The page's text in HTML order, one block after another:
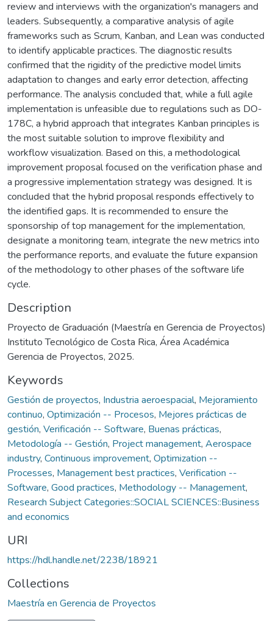
review and interviews with the organization's managers and
leaders. Subsequently, a comparative analysis of agile
frameworks such as Scrum, Kanban, and Lean was conducted
to identify applicable practices. The diagnostic results
confirmed that the rigidity of the predictive model limits
adaptation to changes and early error detection, affecting
performance. The analysis concluded that, while a full agile
implementation is unfeasible due to regulations such as DO-
178C, a hybrid approach that integrates Kanban principles is
the most suitable solution to improve flexibility and
workflow visualization. Based on this, a methodological
improvement proposal focused on the verification phase and
a progressive implementation strategy was designed. It is
concluded that the hybrid proposal responds effectively to
the identified gaps. It is recommended to ensure the
sponsorship of top management for the implementation,
designate a monitoring team, integrate the new metrics into
the performance reports, and evaluate the future expansion
of the methodology to other phases of the software life
cycle.
Description
Proyecto de Graduación (Maestría en Gerencia de Proyectos)
Instituto Tecnológico de Costa Rica, Área Académica
Gerencia de Proyectos, 2025.
Keywords
Gestión de proyectos, Industria aeroespacial, Mejoramiento
continuo, Optimización -- Procesos, Mejores prácticas de
gestión, Verificación -- Software, Buenas prácticas,
Metodología -- Gestión, Project management, Aerospace
industry, Continuous improvement, Optimization --
Processes, Management best practices, Verification --
Software, Good practices, Methodology -- Management,
Research Subject Categories::SOCIAL SCIENCES::Business
and economics
URI
https://hdl.handle.net/2238/18921
Collections
Maestría en Gerencia de Proyectos